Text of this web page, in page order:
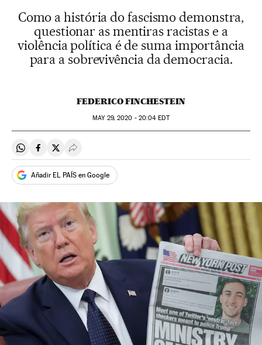
Como a história do fascismo demonstra,
questionar as mentiras racistas e a
violência política é de suma importância
para a sobrevivência da democracia.
FEDERICO FINCHESTEIN
MAY29, 2020 - 20:04 EDT
Compartir en Whatsapp
Compartir en Facebook
Compartir en Twitter
Desplegar Redes Sociales
Añadir EL PAÍS en Google